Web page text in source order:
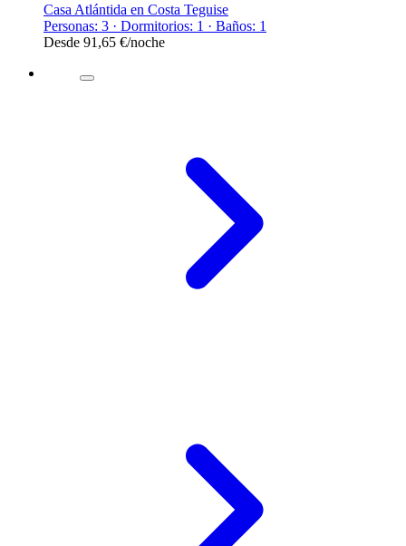
Casa Atlántida en Costa Teguise
Personas: 3 · Dormitorios: 1 · Baños: 1
Desde 91,65 €/noche